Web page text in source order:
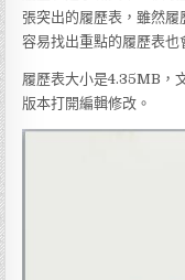
張突出的履歷表，雖然
容易找出重點的履歷表也
履歷表大小是4.35MB，
版本打開編輯修改。